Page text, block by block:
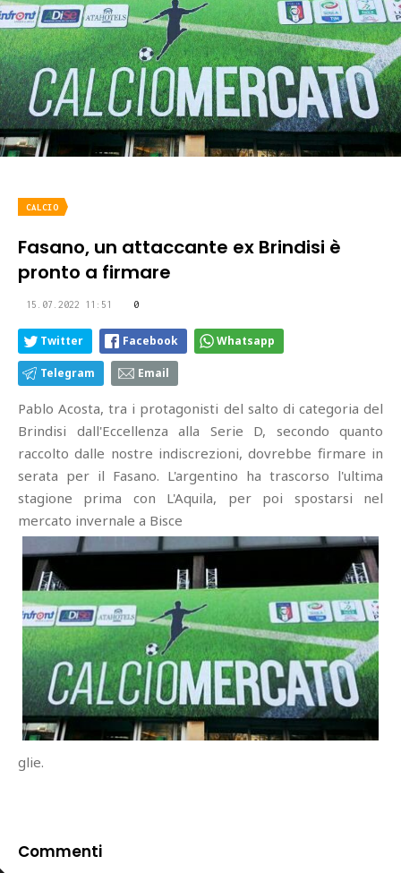
CALCIO
Fasano, un attaccante ex Brindisi è
pronto a firmare
15.07.2022 11:51 0
Twitter Facebook Whatsapp
Telegram Email
Pablo Acosta, tra i protagonisti del salto di categoria del
Brindisi dall'Eccellenza alla Serie D, secondo quanto
raccolto dalle nostre indiscrezioni, dovrebbe firmare in
serata per il Fasano. L'argentino ha trascorso l'ultima
stagione prima con L'Aquila, per poi spostarsi nel
mercato invernale a Bisce
glie.
Commenti